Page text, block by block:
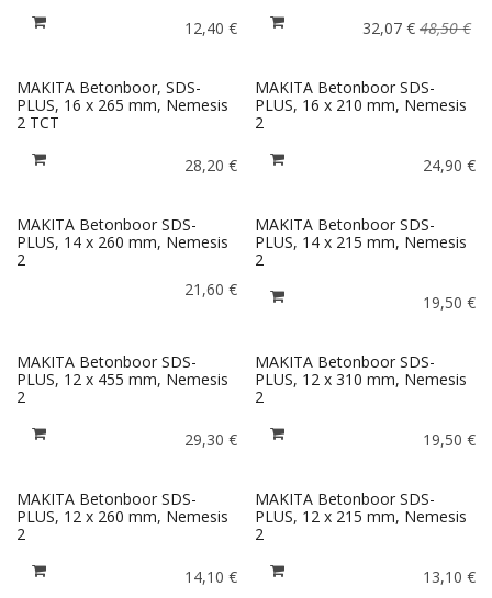
12,40 € 32,07€ 48,50€
MAKITA Betonboor, SDS-
PLUS, 16 x 265 mm, Nemesis
2 TCT
28,20 €
MAKITA Betonboor SDS-
PLUS, 16 x 210 mm, Nemesis
2
24,90 €
MAKITA Betonboor SDS-
PLUS, 14 x 260 mm, Nemesis
2
21,60 €
MAKITA Betonboor SDS-
PLUS, 14 x 215 mm, Nemesis
2
19,50 €
MAKITA Betonboor SDS-
PLUS, 12 x 455 mm, Nemesis
2
29,30 €
MAKITA Betonboor SDS-
PLUS, 12 x 310 mm, Nemesis
2
19,50 €
MAKITA Betonboor SDS-
PLUS, 12 x 260 mm, Nemesis
2
14,10 €
MAKITA Betonboor SDS-
PLUS, 12 x 215 mm, Nemesis
2
13,10 €